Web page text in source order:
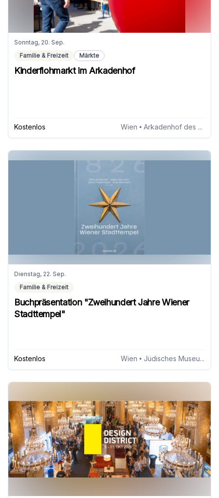
Sonntag, 20. Sep.
Familie & Freizeit
Märkte
Kinderflohmarkt im Arkadenhof
Kostenlos Wien • Arkadenhof des Erzbischöflichen Palais
Dienstag, 22. Sep.
Familie & Freizeit
Buchpräsentation "Zweihundert Jahre Wiener
Stadttempel"
Kostenlos Wien • Jüdisches Museum Wien